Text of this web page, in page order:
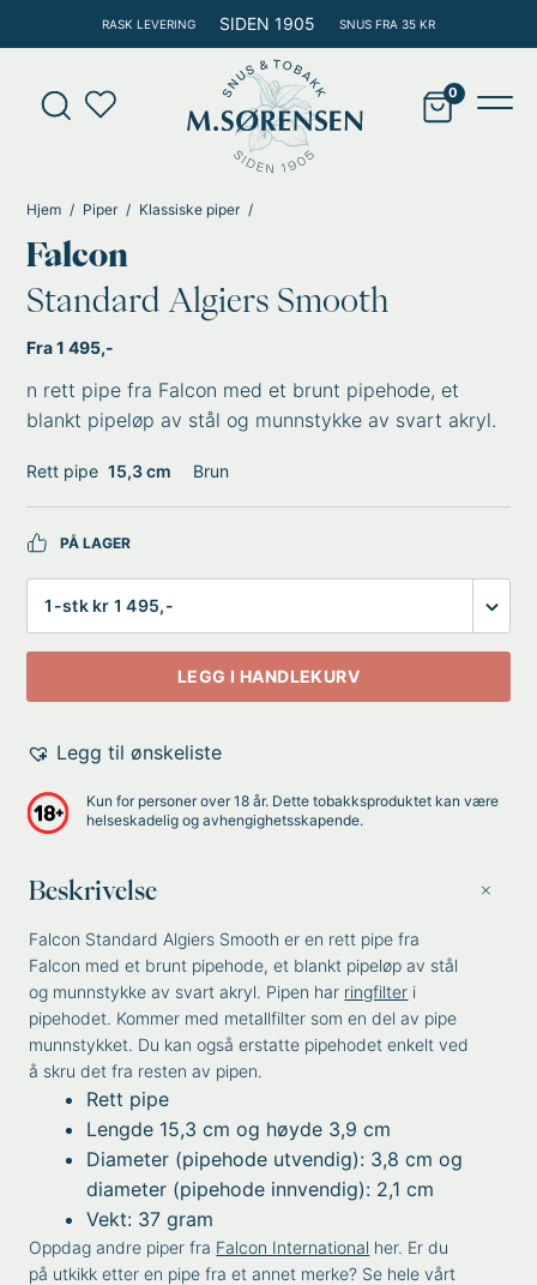
rett
innholdet
RASK LEVERING SIDEN 1905 SNUS FRA 35 KR
Products
search
Hjem Piper Klassiske piper
Falcon
Standard Algiers Smooth
Fra 1 495,-
n rett pipe fra Falcon med et brunt pipehode, et
blankt pipeløp av stål og munnstykke av svart akryl.
Rett pipe 15,3 cm Brun
PÅ LAGER
LEGG I HANDLEKURV
Legg til ønskeliste
Kun for personer over 18 år. Dette tobakksproduktet kan være
helseskadelig og avhengighetsskapende.
Beskrivelse
Falcon Standard Algiers Smooth er en rett pipe fra
Falcon med et brunt pipehode, et blankt pipeløp av stål
og munnstykke av svart akryl. Pipen har ringfilter i
pipehodet. Kommer med metallfilter som en del av pipe
munnstykket. Du kan også erstatte pipehodet enkelt ved
å skru det fra resten av pipen.
Rett pipe
Lengde 15,3 cm og høyde 3,9 cm
Diameter (pipehode utvendig): 3,8 cm og
diameter (pipehode innvendig): 2,1 cm
Vekt: 37 gram
Oppdag andre piper fra Falcon International her. Er du
på utkikk etter en pipe fra et annet merke? Se hele vårt